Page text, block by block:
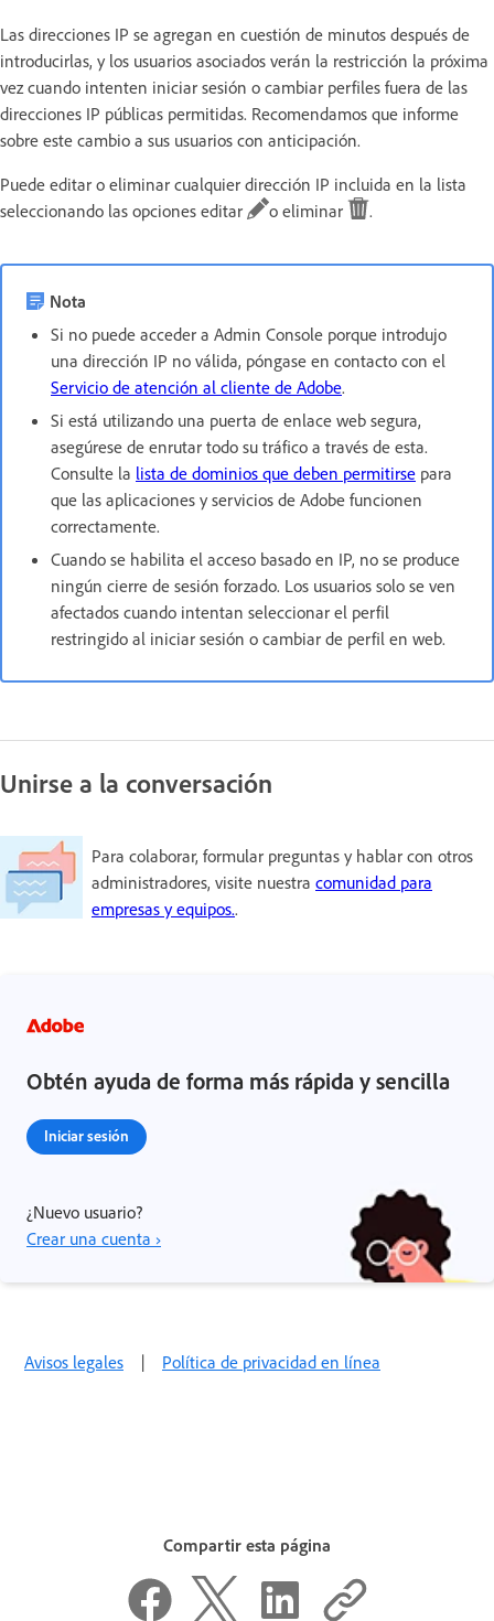
Las direcciones IP se agregan en cuestión de minutos después de
introducirlas, y los usuarios asociados verán la restricción la próxima
vez cuando intenten iniciar sesión o cambiar perfiles fuera de las
direcciones IP públicas permitidas. Recomendamos que informe
sobre este cambio a sus usuarios con anticipación.
Puede editar o eliminar cualquier dirección IP incluida en la lista
seleccionando las opciones editar
o eliminar .
Nota
Si no puede acceder a Admin Console porque introdujo
una dirección IP no válida, póngase en contacto con el
Servicio de atención al cliente de Adobe.
Si está utilizando una puerta de enlace web segura,
asegúrese de enrutar todo su tráfico a través de esta.
Consulte la lista de dominios que deben permitirse para
que las aplicaciones y servicios de Adobe funcionen
correctamente.
Cuando se habilita el acceso basado en IP, no se produce
ningún cierre de sesión forzado. Los usuarios solo se ven
afectados cuando intentan seleccionar el perfil
restringido al iniciar sesión o cambiar de perfil en web.
Unirse a la conversación
Para colaborar, formular preguntas y hablar con otros
administradores, visite nuestra comunidad para
empresas y equipos..
Obtén ayuda de forma más rápida y sencilla
Iniciar sesión
¿Nuevo usuario?
Crear una cuenta ›
Avisos legales | Política de privacidad en línea
Compartir esta página